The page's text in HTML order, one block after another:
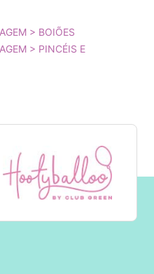
> BOIÕES
> PINCÉIS E